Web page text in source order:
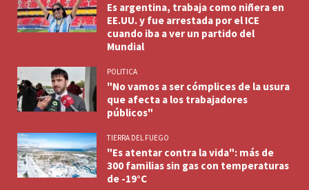
Es argentina, trabaja como niñera en
EE.UU. y fue arrestada por el ICE
cuando iba a ver un partido del
Mundial
POLITICA
"No vamos a ser cómplices de la usura
que afecta a los trabajadores
públicos"
TIERRA DEL FUEGO
"Es atentar contra la vida": más de
300 familias sin gas con temperaturas
de -19°C